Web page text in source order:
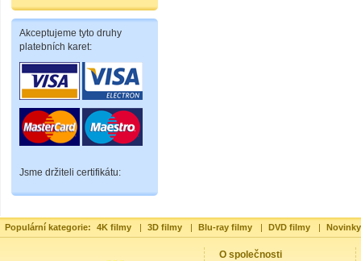
Akceptujeme tyto druhy
platebních karet:
Jsme držiteli certifikátu:
Populární kategorie: 4K filmy | 3D filmy | Blu-ray filmy | DVD filmy |
O společnosti